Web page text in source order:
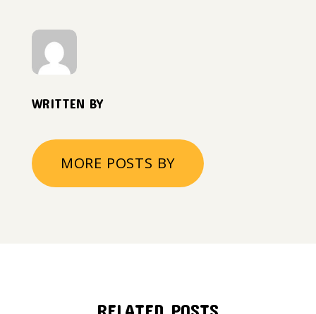
WRITTEN BY
MORE POSTS BY